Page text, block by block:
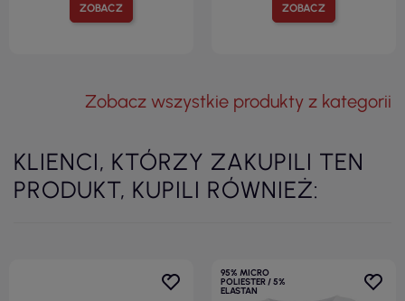
ZOBACZ ZOBACZ
Zobacz wszystkie produkty z kategorii
KLIENCI, KTÓRZY ZAKUPILI TEN
PRODUKT, KUPILI RÓWNIEŻ:
95% MICRO
POLIESTER / 5%
ELASTAN